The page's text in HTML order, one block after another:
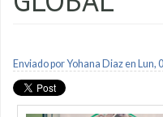
Enviado porYohana Diazen Lun,